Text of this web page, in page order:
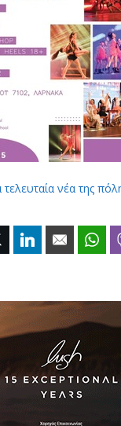
νέα της
Twitter LinkedIn Email